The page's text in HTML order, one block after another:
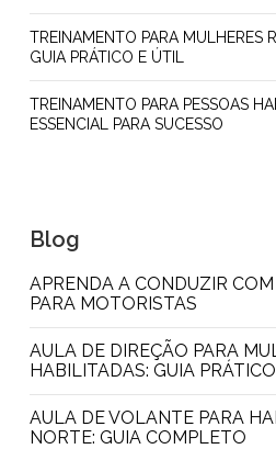
TREINAMENTO PARA MULHERES RECÉM HABILITADAS:
GUIA PRÁTICO E ÚTIL
TREINAMENTO PARA PESSOAS HABILITADAS: O GUIA
ESSENCIAL PARA SUCESSO
Blog
APRENDA A CONDUZIR COM SEGURANÇA: DICAS
PARA MOTORISTAS
AULA DE DIREÇÃO PARA MULHERES RECÉM
HABILITADAS: GUIA PRÁTICO
AULA DE VOLANTE PARA HABILITADOS NA ZONA
NORTE: GUIA COMPLETO